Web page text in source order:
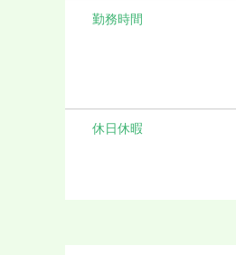
勤務時間
休日休暇